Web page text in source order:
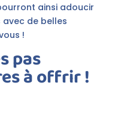
ainsi adoucir
avec de belles
!
pas
à offrir !